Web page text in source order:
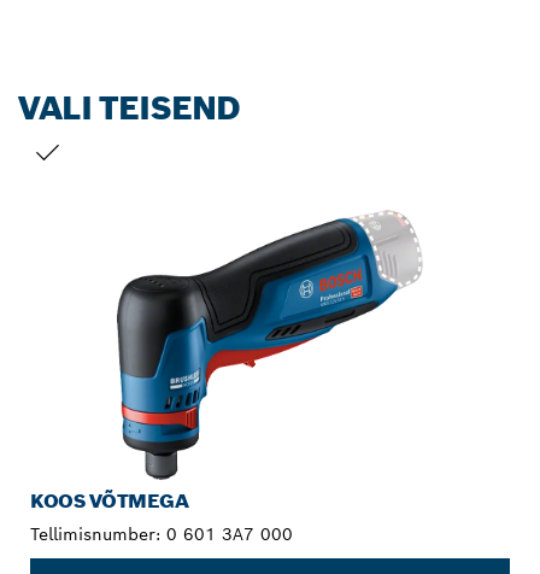
VALI TEISEND
KOOS VÕTMEGA
Tellimisnumber: 0 601 3A7 000